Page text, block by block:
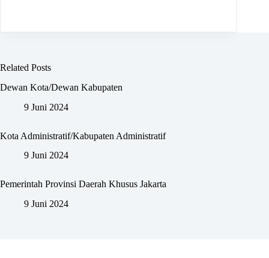
Related Posts
Dewan Kota/Dewan Kabupaten
9 Juni 2024
Kota Administratif/Kabupaten Administratif
9 Juni 2024
Pemerintah Provinsi Daerah Khusus Jakarta
9 Juni 2024